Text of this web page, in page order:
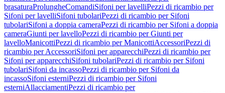
brasaturaProlungheComandiSifoni per lavelliPezzi di ricambio per
Sifoni per lavelliSifoni tubolariPezzi di ricambio per Sifoni
tubolariSifoni a doppia cameraPezzi di ricambio per Sifoni a doppia
cameraGiunti per lavelloPezzi di ricambio per Giunti per
lavelloManicottiPezzi di ricambio per ManicottiAccessoriPezzi di
ricambio per AccessoriSifoni per apparecchiPezzi di ricambio per
Sifoni per apparecchiSifoni tubolariPezzi di ricambio per Sifoni
tubolariSifoni da incassoPezzi di ricambio per Sifoni da
incassoSifoni esterniPezzi di ricambio per Sifoni
esterniAllacciamentiPezzi di ricambio per